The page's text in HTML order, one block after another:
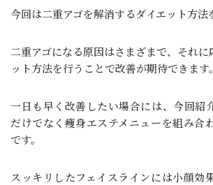
今回は二重アゴを解消するダイエット方法
二重アゴになる原因はさまざまで、それに
ット方法を行うことで改善が期待できます。
一日も早く改善したい場合には、今回紹
だけでなく痩身エステメニューを組み合
です。
スッキリしたフェイスラインには小顔効